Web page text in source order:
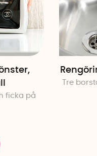
ficka på
Tre